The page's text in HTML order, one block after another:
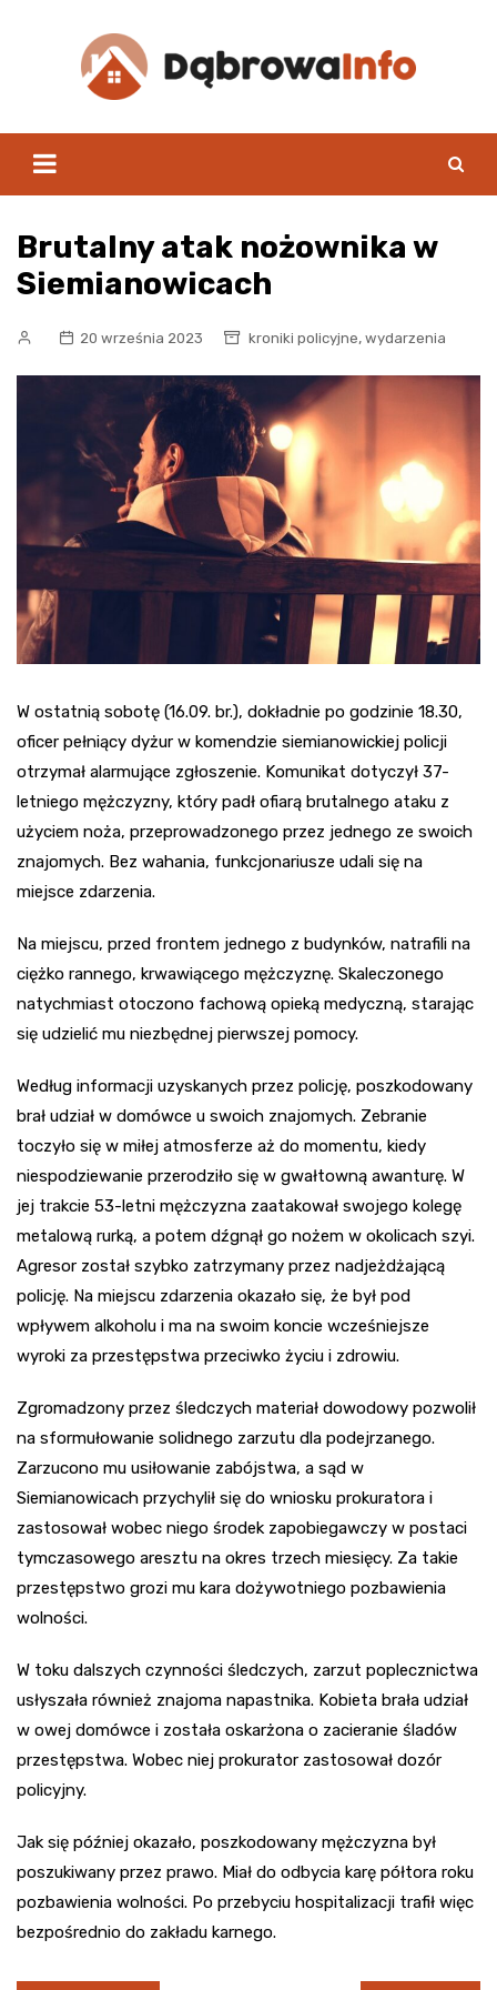
Brutalny atak nożownika w
Siemianowicach
20 września 2023 kroniki policyjne, wydarzenia
W ostatnią sobotę (16.09. br.), dokładnie po godzinie 18.30,
oficer pełniący dyżur w komendzie siemianowickiej policji
otrzymał alarmujące zgłoszenie. Komunikat dotyczył 37-
letniego mężczyzny, który padł ofiarą brutalnego ataku z
użyciem noża, przeprowadzonego przez jednego ze swoich
znajomych. Bez wahania, funkcjonariusze udali się na
miejsce zdarzenia.
Na miejscu, przed frontem jednego z budynków, natrafili na
ciężko rannego, krwawiącego mężczyznę. Skaleczonego
natychmiast otoczono fachową opieką medyczną, starając
się udzielić mu niezbędnej pierwszej pomocy.
Według informacji uzyskanych przez policję, poszkodowany
brał udział w domówce u swoich znajomych. Zebranie
toczyło się w miłej atmosferze aż do momentu, kiedy
niespodziewanie przerodziło się w gwałtowną awanturę. W
jej trakcie 53-letni mężczyzna zaatakował swojego kolegę
metalową rurką, a potem dźgnął go nożem w okolicach szyi.
Agresor został szybko zatrzymany przez nadjeżdżającą
policję. Na miejscu zdarzenia okazało się, że był pod
wpływem alkoholu i ma na swoim koncie wcześniejsze
wyroki za przestępstwa przeciwko życiu i zdrowiu.
Zgromadzony przez śledczych materiał dowodowy pozwolił
na sformułowanie solidnego zarzutu dla podejrzanego.
Zarzucono mu usiłowanie zabójstwa, a sąd w
Siemianowicach przychylił się do wniosku prokuratora i
zastosował wobec niego środek zapobiegawczy w postaci
tymczasowego aresztu na okres trzech miesięcy. Za takie
przestępstwo grozi mu kara dożywotniego pozbawienia
wolności.
W toku dalszych czynności śledczych, zarzut poplecznictwa
usłyszała również znajoma napastnika. Kobieta brała udział
w owej domówce i została oskarżona o zacieranie śladów
przestępstwa. Wobec niej prokurator zastosował dozór
policyjny.
Jak się później okazało, poszkodowany mężczyzna był
poszukiwany przez prawo. Miał do odbycia karę półtora roku
pozbawienia wolności. Po przebyciu hospitalizacji trafił więc
bezpośrednio do zakładu karnego.